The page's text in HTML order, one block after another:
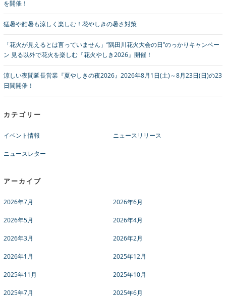
を開催！
猛暑や酷暑も涼しく楽しむ！花やしきの暑さ対策
「花火が見えるとは言っていません」”隅田川花火大会の日”のっかりキャンペー
ン 見る以外で花火を楽しむ『花火やしき2026』開催！
涼しい夜間延長営業『夏やしきの夜2026』2026年8月1日(土)～8月23日(日)の23
日間開催！
カテゴリー
イベント情報 ニュースリリース
ニュースレター
アーカイブ
2026年7月 2026年6月
2026年5月 2026年4月
2026年3月 2026年2月
2026年1月 2025年12月
2025年11月 2025年10月
2025年7月 2025年6月